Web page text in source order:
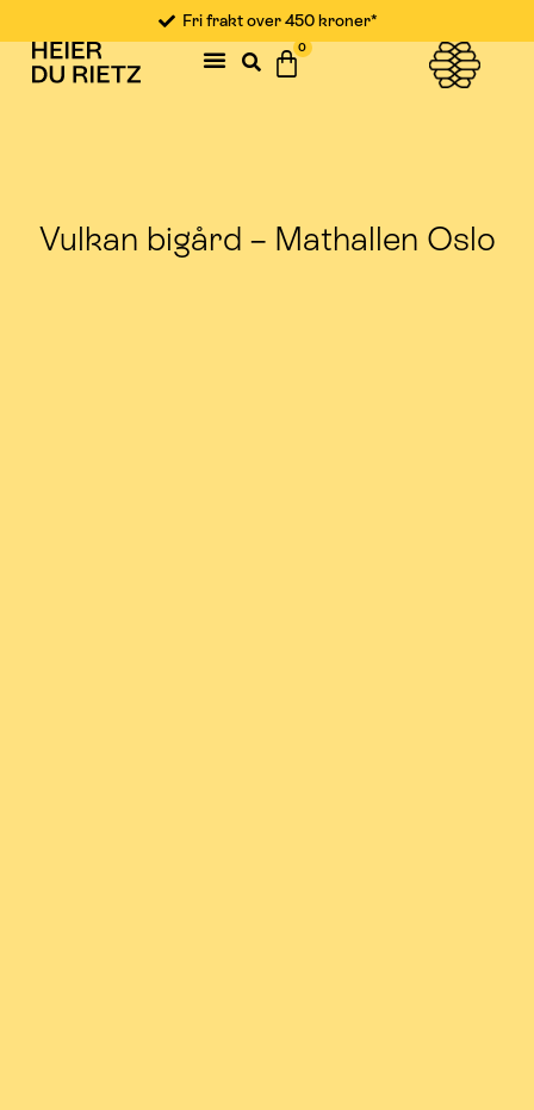
Fri frakt over 450 kroner*
0
Vulkan bigård – Mathallen Oslo